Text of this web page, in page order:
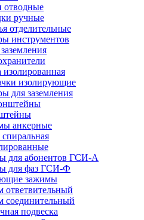
отводные
ручные
отделительные
инструментов
изолированная
изолирующие
для заземления
анкерные
спиральная
для абонентов ГСИ-А
для фаз ГСИ-Ф
зажимы
ответвительный
соединительный
подвеска